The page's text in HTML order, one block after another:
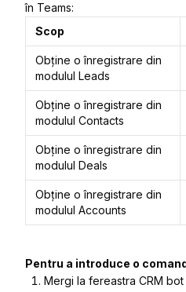
în Teams:
Scop
Obține o înregistrare din
modulul Leads
Obține o înregistrare din
modulul Contacts
Obține o înregistrare din
modulul Deals
Obține o înregistrare din
modulul Accounts
Pentru a introduce o
Mergi la fereastra CRM